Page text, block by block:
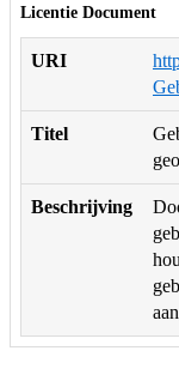
Licentie Document
URI
Titel
Beschrijving